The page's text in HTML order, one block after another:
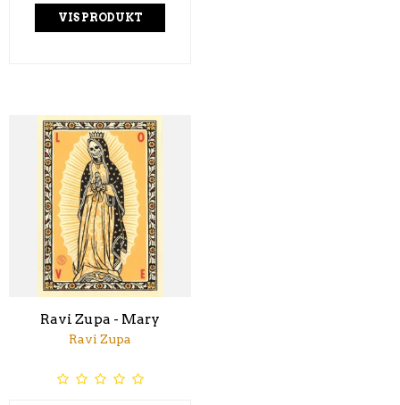
VIS PRODUKT
Ravi Zupa - Mary
Ravi Zupa